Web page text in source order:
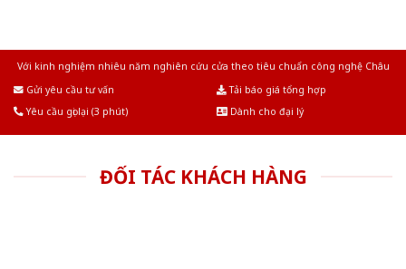
Với kinh nghiệm nhiêu năm nghiên cứu cửa theo tiêu chuẩn công nghệ Châu
Gửi yêu cầu tư vấn
Tải báo giá tổng hợp
Yêu cầu gọi lại (3 phút)
Dành cho đại lý
ĐỐI TÁC KHÁCH HÀNG